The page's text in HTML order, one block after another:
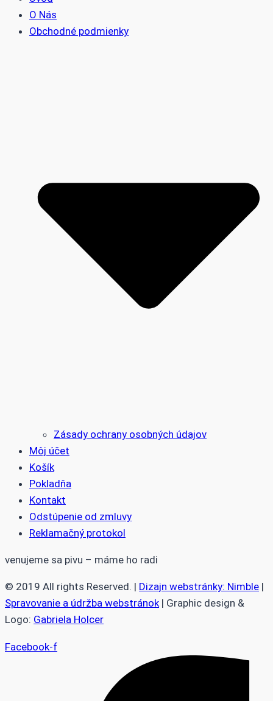
O Nás
Obchodné podmienky
Zásady ochrany osobných údajov
Môj účet
Košík
Pokladňa
Kontakt
Odstúpenie od zmluvy
Reklamačný protokol
venujeme sa pivu – máme ho radi
© 2019 All rights Reserved. | Dizajn webstránky: Nimble |
Spravovanie a údržba webstránok| Graphic design &
Logo: Gabriela Holcer
Facebook-f